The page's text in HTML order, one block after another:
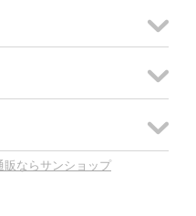
販ならサンショップ